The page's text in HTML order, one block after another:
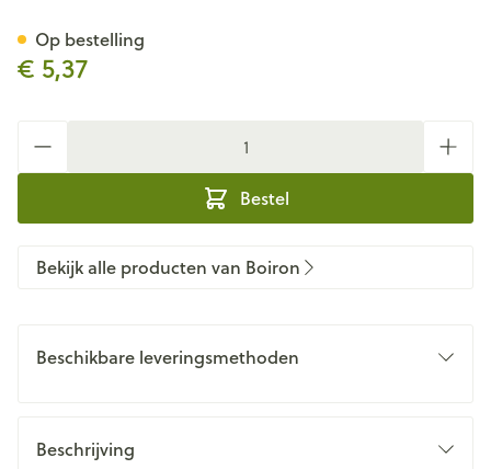
€ 5,37
Bestel
Op bestelling
Bekijk alle producten van Boiron
Beschikbare leveringsmethoden
Beschrijving